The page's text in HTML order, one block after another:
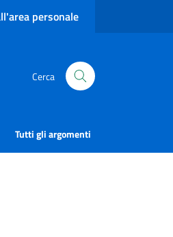
personale
Cerca
Tutti gli argomenti